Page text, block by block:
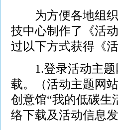
为方便各地组织
技中心制作了《活
过以下方式获得《
1.登录活动主题网
载。（活动主题网
创意馆“我的低碳生
络下载及活动信息